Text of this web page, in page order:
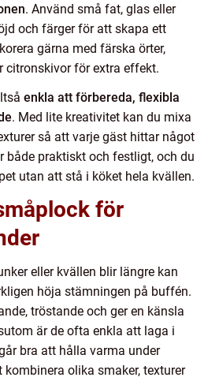
. Använd små fat, glas eller
och färger för att skapa ett
gärna med färska örter,
citronskivor för extra effekt.
enkla att förbereda, flexibla
. Med lite kreativitet kan du mixa
så att varje gäst hittar något
både praktiskt och festligt, och du
utan att stå i köket hela kvällen.
för
eller kvällen blir längre kan
höja stämningen på buffén.
tröstande och ger en känsla
är de ofta enkla att laga i
bra att hålla varma under
kombinera olika smaker, texturer